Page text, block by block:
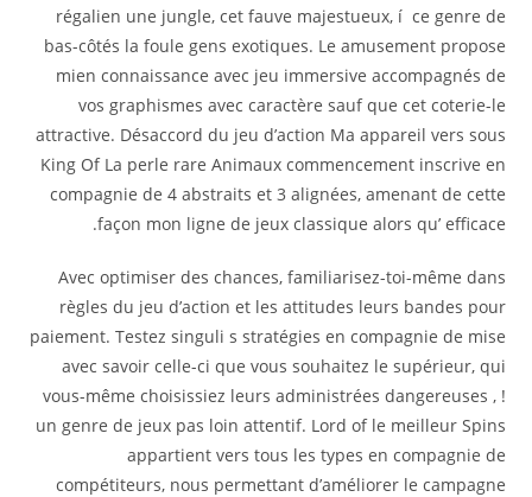
régalien une jungle, cet fauve majestueux, í ce genre de
bas-côtés la foule gens exotiques. Le amusement propose
mien connaissance avec jeu immersive accompagnés de
vos graphismes avec caractère sauf que cet coterie-le
attractive. Désaccord du jeu d’action Ma appareil vers sous
King Of La perle rare Animaux commencement inscrive en
compagnie de 4 abstraits et 3 alignées, amenant de cette
façon mon ligne de jeux classique alors qu’ efficace.
Avec optimiser des chances, familiarisez-toi-même dans
règles du jeu d’action et les attitudes leurs bandes pour
paiement. Testez singuli s stratégies en compagnie de mise
avec savoir celle-ci que vous souhaitez le supérieur, qui
vous-même choisissiez leurs administrées dangereuses , !
un genre de jeux pas loin attentif. Lord of le meilleur Spins
appartient vers tous les types en compagnie de
compétiteurs, nous permettant d’améliorer le campagne